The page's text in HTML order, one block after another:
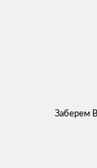
Заберем